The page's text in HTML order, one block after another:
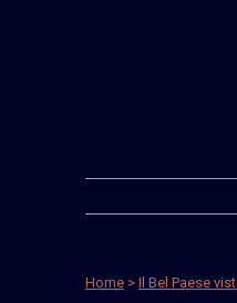
Home > Il Bel Paese